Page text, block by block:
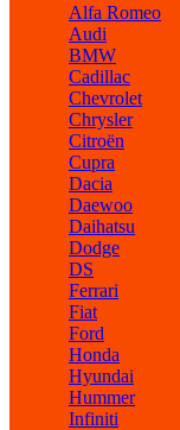
Alfa Romeo
Audi
BMW
Cadillac
Chevrolet
Chrysler
Citroën
Cupra
Dacia
Daewoo
Daihatsu
Dodge
DS
Ferrari
Fiat
Ford
Honda
Hyundai
Hummer
Infiniti